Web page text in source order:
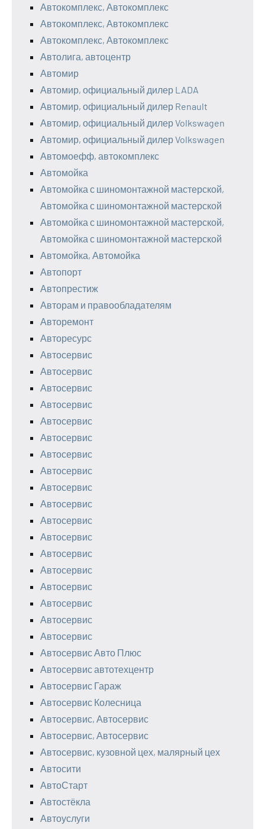
Автокомплекс, Автокомплекс
Автокомплекс, Автокомплекс
Автокомплекс, Автокомплекс
Автолига, автоцентр
Автомир
Автомир, официальный дилер LADA
Автомир, официальный дилер Renault
Автомир, официальный дилер Volkswagen
Автомир, официальный дилер Volkswagen
Автомоефф, автокомплекс
Автомойка
Автомойка с шиномонтажной мастерской,
Автомойка с шиномонтажной мастерской
Автомойка с шиномонтажной мастерской,
Автомойка с шиномонтажной мастерской
Автомойка, Автомойка
Автопорт
Автопрестиж
Авторам и правообладателям
Авторемонт
Авторесурс
Автосервис
Автосервис
Автосервис
Автосервис
Автосервис
Автосервис
Автосервис
Автосервис
Автосервис
Автосервис
Автосервис
Автосервис
Автосервис
Автосервис
Автосервис
Автосервис
Автосервис
Автосервис
Автосервис Авто Плюс
Автосервис автотехцентр
Автосервис Гараж
Автосервис Колесница
Автосервис, Автосервис
Автосервис, Автосервис
Автосервис, кузовной цех, малярный цех
Автосити
АвтоСтарт
Автостёкла
Автоуслуги